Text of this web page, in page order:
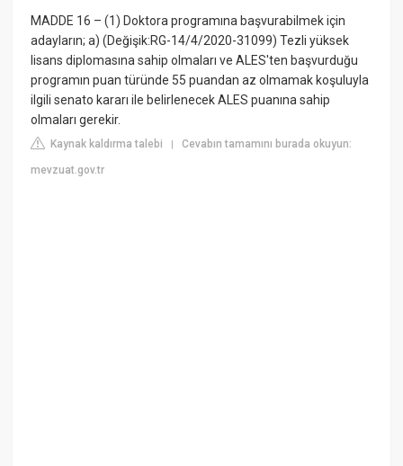
MADDE 16 – (1) Doktora programına başvurabilmek için
adayların; a) (Değişik:RG-14/4/2020-31099) Tezli yüksek
lisans diplomasına sahip olmaları ve ALES'ten başvurduğu
programın puan türünde 55 puandan az olmamak koşuluyla
ilgili senato kararı ile belirlenecek ALES puanına sahip
olmaları gerekir.
Kaynak kaldırma talebi |Cevabın tamamını burada okuyun:
mevzuat.gov.tr